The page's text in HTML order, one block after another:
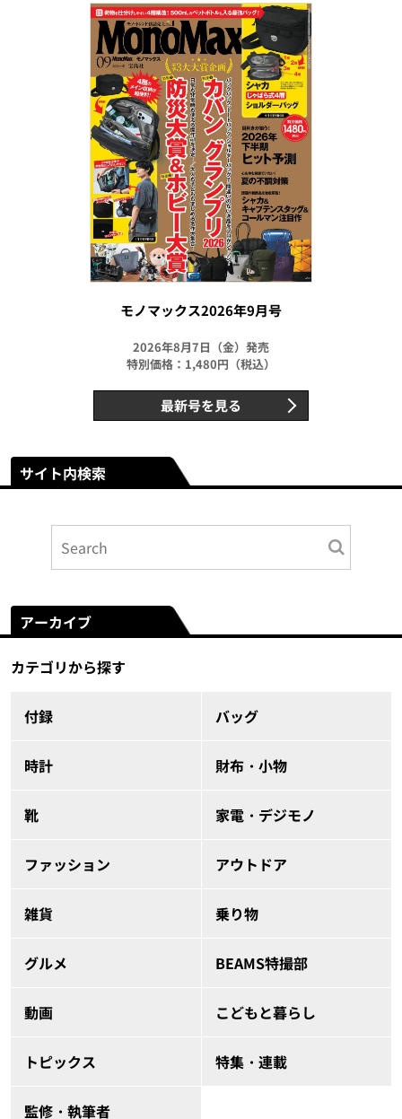
モノマックス2026年9月号
2026年8月7日（金）発売
特別価格：1,480円（税込）
最新号を見る
サイト内検索
アーカイブ
カテゴリから探す
付録 バッグ
時計 財布・小物
靴 家電・デジモノ
ファッション アウトドア
雑貨 乗り物
グルメ BEAMS特撮部
動画 こどもと暮らし
トピックス 特集・連載
監修・執筆者